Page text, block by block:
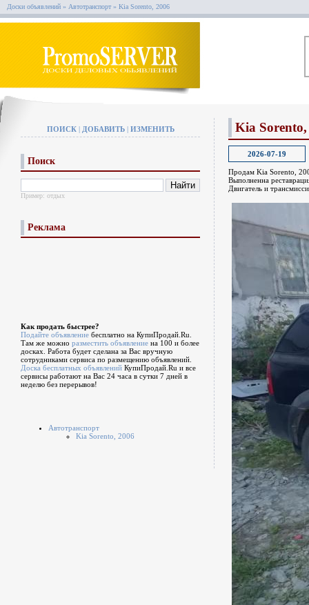
Доски объявлений » Автотранспорт» Kia Sorento, 2006
ПОИСК| ДОБАВИТЬ| ИЗМЕНИТЬ
Поиск
Пример: отдых
Реклама
Как продать быстрее?
Подайте объявление бесплатно на КупиПродай.Ru.
Там же можно разместить объявление на 100 и более
досках. Работа будет сделана за Вас вручную
сотрудниками сервиса по размещению объявлений.
Доска бесплатных объявлений КупиПродай.Ru и все
сервисы работают на Вас 24 часа в сутки 7 дней в
неделю без перерывов!
Автотранспорт
Kia Sorento, 2006
Kia Sorento,
2026-07-19
Продам Kia Sorento,
Выполненна
Двигатель и